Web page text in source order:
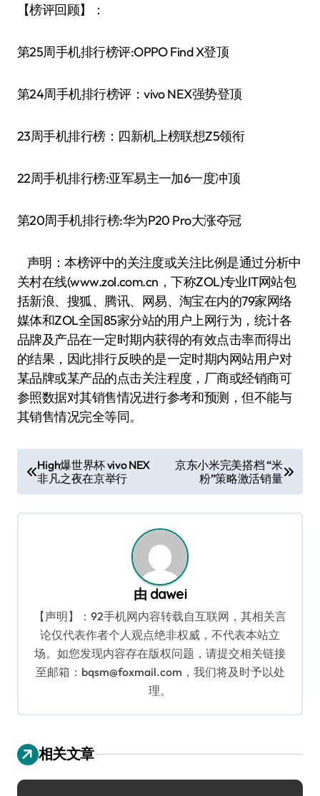
【榜评回顾】：
第25周手机排行榜评:OPPO Find X登顶
第24周手机排行榜评：vivo NEX强势登顶
23周手机排行榜：四新机上榜联想Z5领衔
22周手机排行榜:亚军易主一加6一度冲顶
第20周手机排行榜:华为P20 Pro大涨夺冠
声明：本榜评中的关注度或关注比例是通过分析中
关村在线(www.zol.com.cn，下称ZOL)专业IT网站包
括新浪、搜狐、腾讯、网易、淘宝在内的79家网络
媒体和ZOL全国85家分站的用户上网行为，统计各
品牌及产品在一定时期内获得的有效点击率而得出
的结果，因此排行反映的是一定时期内网站用户对
某品牌或某产品的点击关注程度，厂商或经销商可
参照数据对其销售情况进行参考和预测，但不能与
其销售情况完全等同。
章
导
High爆世界杯 vivo NEX
非凡之夜在京举行
京东小米完美搭档 “米
粉”策略激活销量
由 dawei
【声明】：92手机网内容转载自互联网，其相关言
论仅代表作者个人观点绝非权威，不代表本站立
场。如您发现内容存在版权问题，请提交相关链接
至邮箱：bqsm@foxmail.com，我们将及时予以处
理。
相关文章